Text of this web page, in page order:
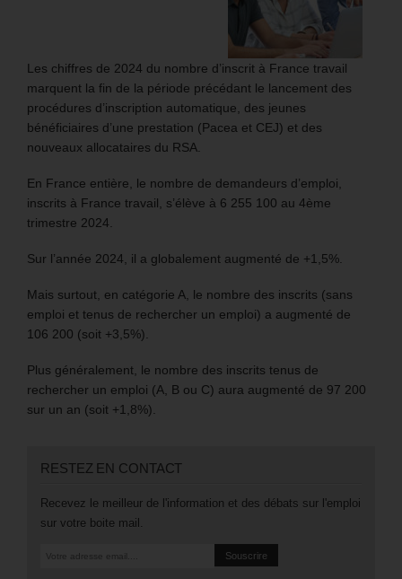
Les chiffres de 2024 du nombre d’inscrit à France travail
marquent la fin de la période précédant le lancement des
procédures d’inscription automatique, des jeunes
bénéficiaires d’une prestation (Pacea et CEJ) et des
nouveaux allocataires du RSA.
En France entière, le nombre de demandeurs d’emploi,
inscrits à France travail, s’élève à 6 255 100 au 4ème
trimestre 2024.
Sur l’année 2024, il a globalement augmenté de +1,5%.
Mais surtout, en catégorie A, le nombre des inscrits (sans
emploi et tenus de rechercher un emploi) a augmenté de
106 200 (soit +3,5%).
Plus généralement, le nombre des inscrits tenus de
rechercher un emploi (A, B ou C) aura augmenté de 97 200
sur un an (soit +1,8%).
RESTEZ EN CONTACT
Recevez le meilleur de l'information et des débats sur l'emploi
sur votre boite mail.